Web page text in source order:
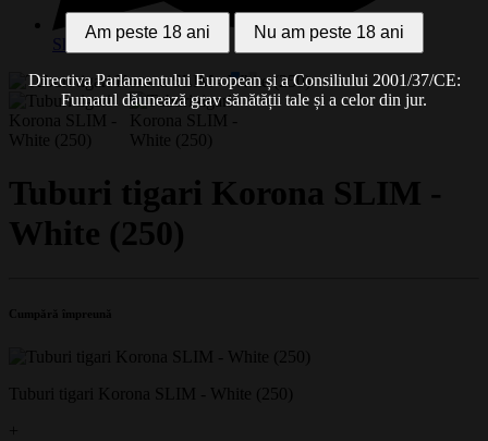
Share on WhatsApp
Tuburi tigari Korona SLIM -
White (250)
Cumpără împreună
Tuburi tigari Korona SLIM - White (250)
+
Am peste 18 ani Nu am peste 18 ani
Directiva Parlamentului European și a Consiliului 2001/37/CE:
Fumatul dăunează grav sănătății tale și a celor din jur.